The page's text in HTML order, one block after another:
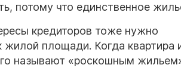
потому что единственное
кредиторов тоже нужно
жилой площади. Когда квартира
называют «роскошным